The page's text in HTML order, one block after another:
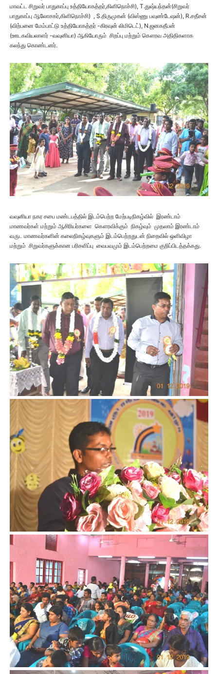
மாவட்ட சிறுவர் பாதுகாப்பு உத்தியோகத்தர்,கிளிநொச்சி), T.துஷ்யந்தன்(சிறுவர்
பாதுகாப்பு ஆலோசகர்,கிளிநொச்சி) , S.திருமுகன் (விஸ்ணு பவுண்டேஷன்), R.சதீசன்
(விற்பனை மேம்பாட்டு உத்தியோகத்தர் -கிரவுன் லிமிடெட்), N.ஜனகதீபன்
(ஊடகவியலாளர் -வவுனியா) ஆகியோரும் சிறப்பு மற்றும் கௌரவ அதிதிகளாக
கலந்து கொண்டனர்.
வவுனியா நகர சபை மண்டபத்தில் இடம்பெற்ற மேற்படிநிகழ்வில் இரண்டாம்
மாணவர்கள் மற்றும் ஆசிரியர்களை கௌரவிக்கும் நிகழ்வும் முதலாம் இரண்டாம்
வருட மாணவர்களின் கலைநிகழ்வுகளும் இடம்பெற்றதுடன் நிறைவில் ஒளிவிழா
மற்றும் சிறுவர்களுக்கான பரிசளிப்பு வைபவமும் இடம்பெற்றமை குறிப்பிடத்தக்கது.